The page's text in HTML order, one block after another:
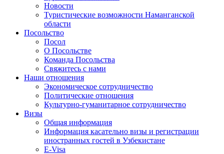
Новости
Туристические возможности Наманганской
области
Посольство
Посол
О Посольстве
Команда Посольства
Свяжитесь с нами
Наши отношения
Экономическое сотрудничество
Политические отношения
Культурно-гуманитарное сотрудничество
Визы
Общая информация
Информация касательно визы и регистрации
иностранных гостей в Узбекистане
E-Visa